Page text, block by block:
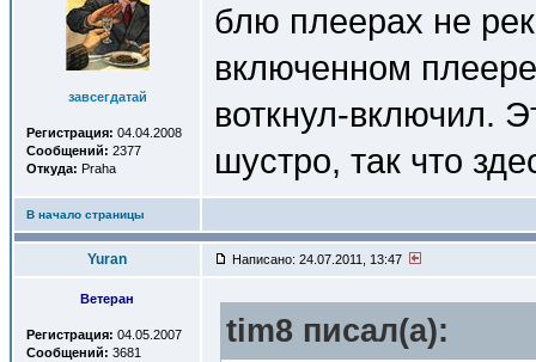
завсегдатай
Регистрация: 04.04.2008
Сообщений: 2377
Откуда: Praha
блю плеерах не
включенном
воткнул-включил.
шустро, так что
В начало страницы
Yuran Написано: 24.07.2011, 13:47
Ветеран
Регистрация: 04.05.2007
Сообщений: 3681
tim8 писал(a):